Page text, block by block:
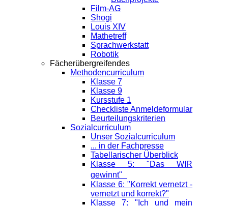
Film-AG
Shogi
Louis XIV
Mathetreff
Sprachwerkstatt
Robotik
Fächerübergreifendes
Methodencurriculum
Klasse 7
Klasse 9
Kursstufe 1
Checkliste Anmeldeformular
Beurteilungskriterien
Sozialcurriculum
Unser Sozialcurriculum
... in der Fachpresse
Tabellarischer Überblick
Klasse 5: "Das WIR
gewinnt"
Klasse 6: "Korrekt vernetzt -
vernetzt und korrekt?"
Klasse 7: "Ich und mein